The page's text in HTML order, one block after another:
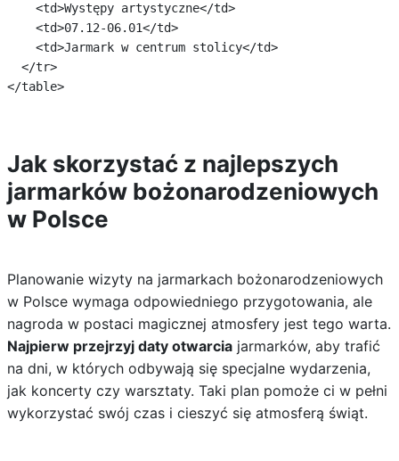
    <td>Występy artystyczne</td>
    <td>07.12-06.01</td>
    <td>Jarmark w centrum stolicy</td>
  </tr>
</table>
Jak skorzystać z najlepszych
jarmarków bożonarodzeniowych
w Polsce
Planowanie wizyty na jarmarkach bożonarodzeniowych
w Polsce wymaga odpowiedniego przygotowania, ale
nagroda w postaci magicznej atmosfery jest tego warta.
Najpierw przejrzyj daty otwarciajarmarków, aby trafić
na dni, w których odbywają się specjalne wydarzenia,
jak koncerty czy warsztaty. Taki plan pomoże ci w pełni
wykorzystać swój czas i cieszyć się atmosferą świąt.